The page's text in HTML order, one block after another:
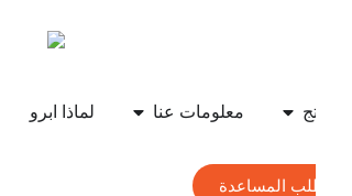
معلومات عنا لماذا ابرو
طلب المساعدة